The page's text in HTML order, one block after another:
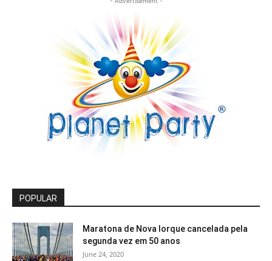
POPULAR
Maratona de Nova Iorque cancelada pela
segunda vez em 50 anos
June 24, 2020